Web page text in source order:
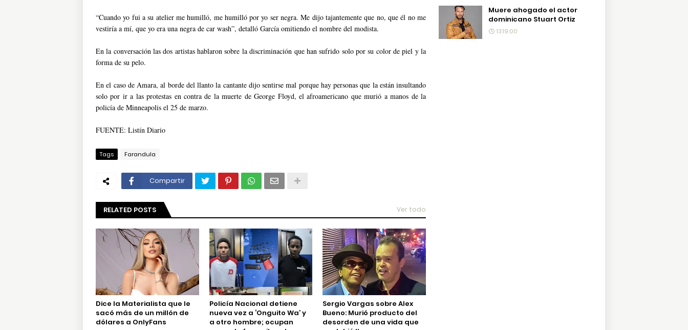
“Cuando yo fui a su atelier me humilló, me humilló por yo ser negra. Me dijo tajantemente que no, que él no me
vestiría a mí, que yo era una negra de car wash”, detalló García omitiendo el nombre del modista.
En la conversación las dos artistas hablaron sobre la discriminación que han sufrido solo por su color de piel y la
forma de su pelo.
En el caso de Amara, al borde del llanto la cantante dijo sentirse mal porque hay personas que la están insultando
solo por ir a las protestas en contra de la muerte de George Floyd, el afroamericano que murió a manos de la
policía de Minneapolis el 25 de marzo.
FUENTE: Listín Diario
Tags Farandula
Compartir
RELATED POSTS Ver todo
Dice la Materialista que le
sacó más de un millón de
dólares a OnlyFans
Policía Nacional detiene
nueva vez a ‘Onguito Wa’ y
a otro hombre; ocupan
Sergio Vargas sobre Alex
Bueno: Murió producto del
desorden de una vida que
Muere ahogado el actor
dominicano Stuart Ortiz
13:19:00